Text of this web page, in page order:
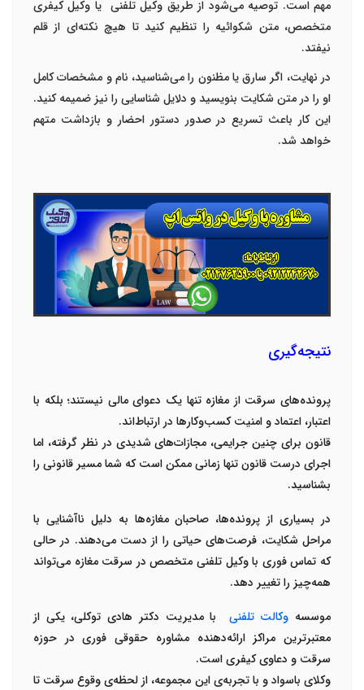
مهم است. توصیه می‌شود از طریق وکیل تلفنی یا وکیل کیفری
متخصص، متن شکوائیه را تنظیم کنید تا هیچ نکته‌ای از قلم
نیفتد.
در نهایت، اگر سارق یا مظنون را می‌شناسید، نام و مشخصات کامل
او را در متن شکایت بنویسید و دلایل شناسایی را نیز ضمیمه کنید.
این کار باعث تسریع در صدور دستور احضار و بازداشت متهم
خواهد شد.
نتیجه‌گیری
پرونده‌های سرقت از مغازه تنها یک دعوای مالی نیستند؛ بلکه با
اعتبار، اعتماد و امنیت کسب‌وکارها در ارتباط‌اند.
قانون برای چنین جرایمی، مجازات‌های شدیدی در نظر گرفته، اما
اجرای درست قانون تنها زمانی ممکن است که شما مسیر قانونی را
بشناسید.
در بسیاری از پرونده‌ها، صاحبان مغازه‌ها به دلیل ناآشنایی با
مراحل شکایت، فرصت‌های حیاتی را از دست می‌دهند. در حالی
که تماس فوری باوکیل تلفنی متخصص در سرقت مغازه می‌تواند
همه‌چیز را تغییر دهد.
موسسه وکالت تلفنی با مدیریت دکتر هادی توکلی، یکی از
معتبرترین مراکز ارائه‌دهنده مشاوره حقوقی فوری در حوزه
سرقت و دعاوی کیفری است.
وکلای باسواد و با تجربه‌ی این مجموعه، از لحظه‌ی وقوع سرقت تا